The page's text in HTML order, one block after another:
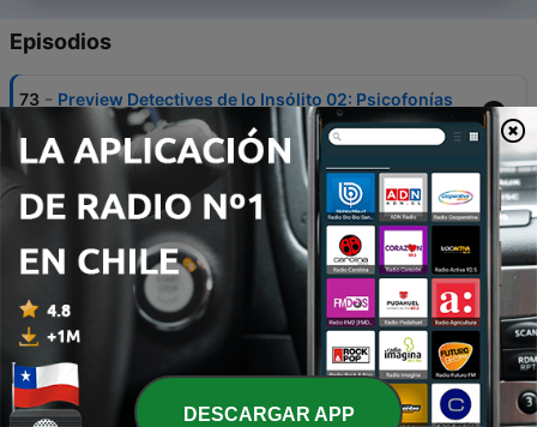
Episodios
73 - Preview Detectives de lo Insólito 02: Psicofonías
14 jun. 2012
72
Detectives de lo Insólito 01: ¿Es posible investigar
el fenómeno OVNI desde el punto de vista
científico?
Detectives de lo Insólito 09: Las Caras de Bélmez
25 ago. 2012
70 - Preview Detectives de lo Insólito 09: Las Caras de
Bélmez
21 ago. 2012 DESCARGAR APP